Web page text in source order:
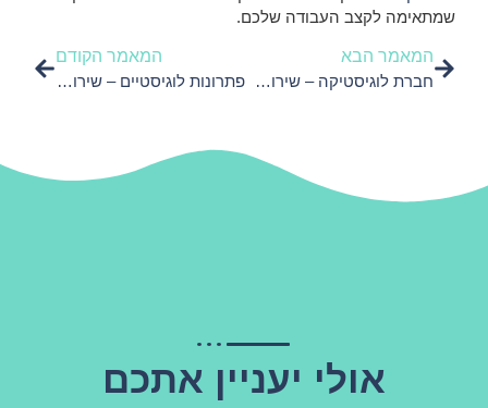
שמתאימה לקצב העבודה שלכם.
המאמר הבא
חברת לוגיסטיקה – שירותים מקצועיים לייעול התהליכים
המאמר הקודם
פתרונות לוגיסטיים – שירותים שמפשטים את ניהול המלאי
אולי יעניין אתכם